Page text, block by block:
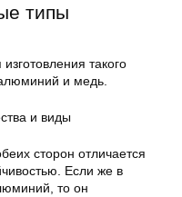
типы
такого
и медь.
сторон отличается
Если же в
то он